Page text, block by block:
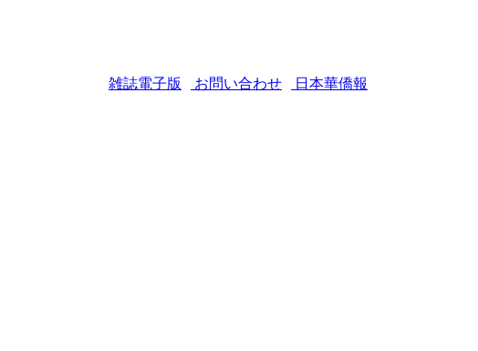
雑誌電子版 お問い合わせ 日本華僑報